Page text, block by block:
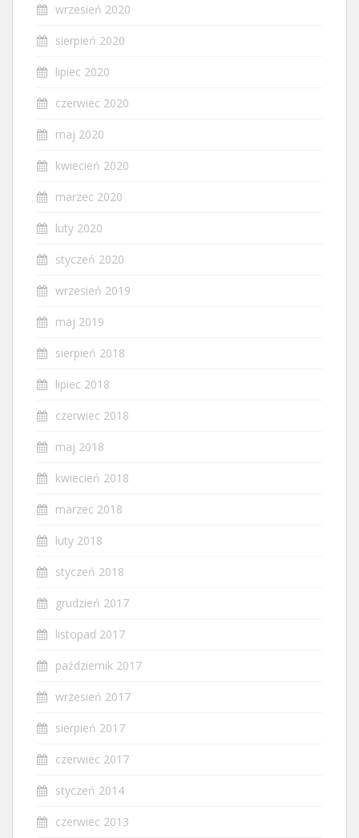
wrzesień 2020
sierpień 2020
lipiec 2020
czerwiec 2020
maj 2020
kwiecień 2020
marzec 2020
luty 2020
styczeń 2020
wrzesień 2019
maj 2019
sierpień 2018
lipiec 2018
czerwiec 2018
maj 2018
kwiecień 2018
marzec 2018
luty 2018
styczeń 2018
grudzień 2017
listopad 2017
październik 2017
wrzesień 2017
sierpień 2017
czerwiec 2017
styczeń 2014
czerwiec 2013